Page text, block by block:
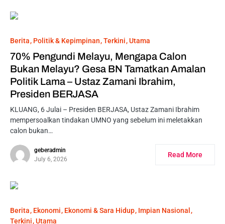
Berita Politik & Kepimpinan Terkini Utama
70% Pengundi Melayu, Mengapa Calon
Bukan Melayu? Gesa BN Tamatkan Amalan
Politik Lama – Ustaz Zamani Ibrahim,
Presiden BERJASA
KLUANG, 6 Julai – Presiden BERJASA, Ustaz Zamani Ibrahim
mempersoalkan tindakan UMNO yang sebelum ini meletakkan
calon bukan…
geberadmin
July 6, 2026
Read More
Berita Ekonomi Ekonomi & Sara Hidup Impian Nasional
Terkini Utama